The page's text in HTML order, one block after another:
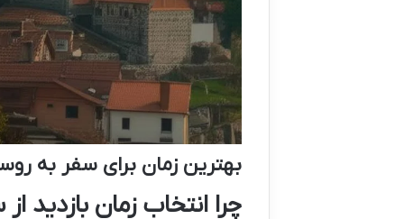
بهترین زمان برای سفر به
چرا انتخاب زمان